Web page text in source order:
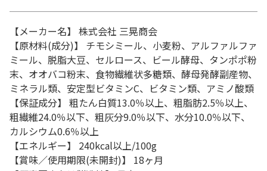
【メーカー名】 株式会社 三晃商会
【原材料(成分)】 チモシミール、小麦粉、アルファルファ
ミール、脱脂大豆、セルロース、ビール酵母、タンポポ粉
末、オオバコ粉末、食物繊維状多糖類、酵母発酵副産物、
ミネラル類、安定型ビタミンC、ビタミン類、アミノ酸類
【保証成分】 粗たん白質13.0％以上、粗脂肪2.5％以上、
粗繊維24.0％以下、粗灰分9.0％以下、水分10.0％以下、
カルシウム0.6％以上
【エネルギー】 240kcal以上/100g
【賞味／使用期限(未開封)】 18ヶ月